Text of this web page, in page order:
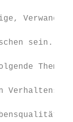
Verwandte
sein.